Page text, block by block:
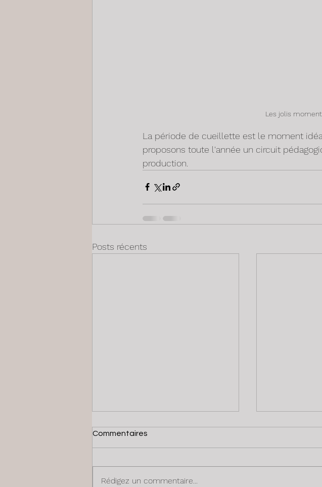
Les jolis
La période de cueillette est le moment
proposons toute l'année un circuit
production.
Posts récents
Commentaires
Rédigez un commentaire...